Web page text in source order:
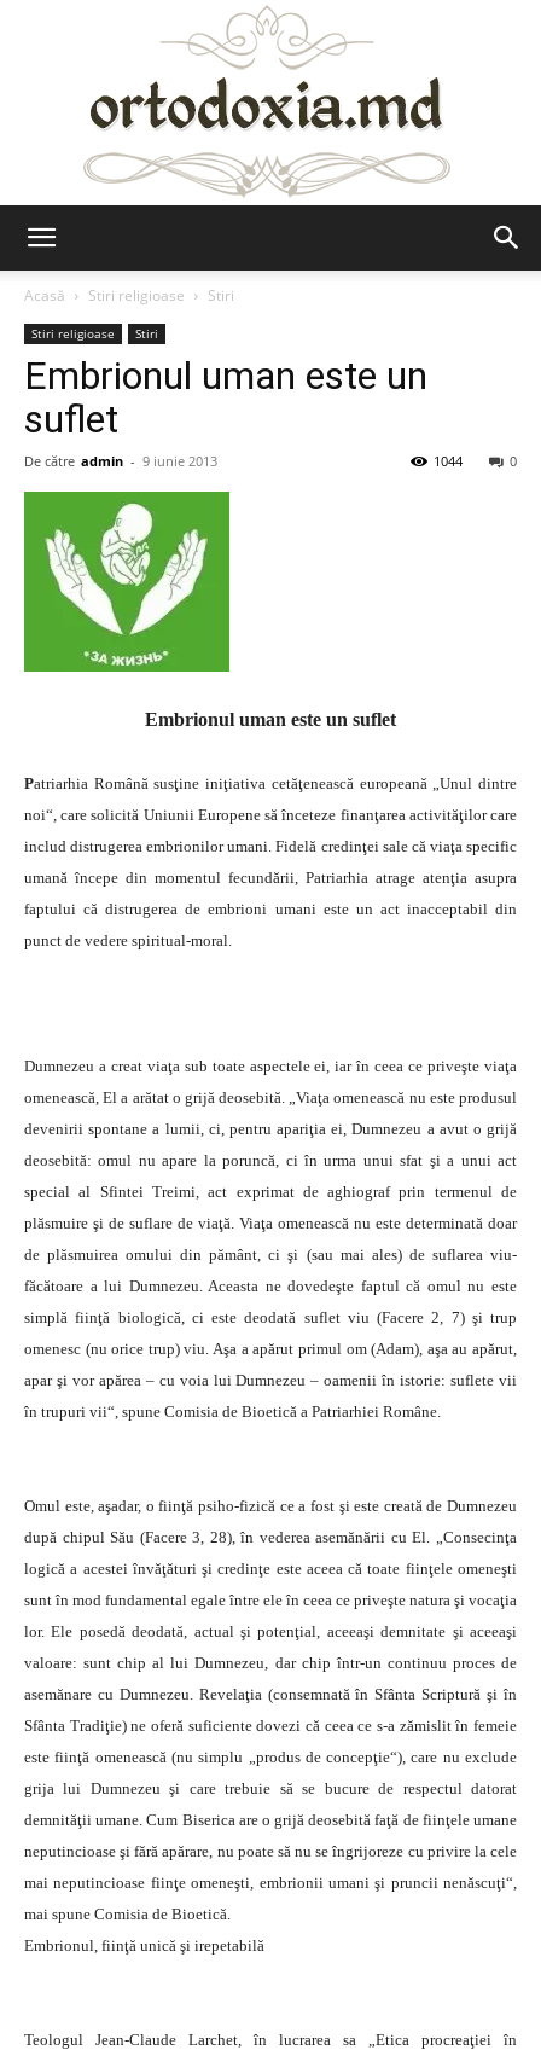
Acasă
Stiri religioase Stiri
Stiri religioase Stiri
Embrionul uman este un
suflet
De către admin - 9 iunie 2013 0
1044
Embrionul uman este un suflet
Patriarhia Română susţine iniţiativa cetăţenească europeană „Unul dintre
noi“, care solicită Uniunii Europene să înceteze finanţarea activităţilor care
includ distrugerea embrionilor umani. Fidelă credinţei sale că viaţa specific
umană începe din momentul fecundării, Patriarhia atrage atenţia asupra
faptului că distrugerea de embrioni umani este un act inacceptabil din
punct de vedere spiritual-moral.
Dumnezeu a creat viaţa sub toate aspectele ei, iar în ceea ce priveşte viaţa
omenească, El a arătat o grijă deosebită. „Viaţa omenească nu este produsul
devenirii spontane a lumii, ci, pentru apariţia ei, Dumnezeu a avut o grijă
deosebită: omul nu apare la poruncă, ci în urma unui sfat şi a unui act
special al Sfintei Treimi, act exprimat de aghiograf prin termenul de
plăsmuire şi de suflare de viaţă. Viaţa omenească nu este determinată doar
de plăsmuirea omului din pământ, ci şi (sau mai ales) de suflarea viu-
făcătoare a lui Dumnezeu. Aceasta ne dovedeşte faptul că omul nu este
simplă fiinţă biologică, ci este deodată suflet viu (Facere 2, 7) şi trup
omenesc (nu orice trup) viu. Aşa a apărut primul om (Adam), aşa au apărut,
apar şi vor apărea – cu voia lui Dumnezeu – oamenii în istorie: suflete vii
în trupuri vii“, spune Comisia de Bioetică a Patriarhiei Române.
Omul este, aşadar, o fiinţă psiho-fizică ce a fost şi este creată de Dumnezeu
după chipul Său (Facere 3, 28), în vederea asemănării cu El. „Consecinţa
logică a acestei învăţături şi credinţe este aceea că toate fiinţele omeneşti
sunt în mod fundamental egale între ele în ceea ce priveşte natura şi vocaţia
lor. Ele posedă deodată, actual şi potenţial, aceeaşi demnitate şi aceeaşi
valoare: sunt chip al lui Dumnezeu, dar chip într-un continuu proces de
asemănare cu Dumnezeu. Revelaţia (consemnată în Sfânta Scriptură şi în
Sfânta Tradiţie) ne oferă suficiente dovezi că ceea ce s-a zămislit în femeie
este fiinţă omenească (nu simplu „produs de concepţie“), care nu exclude
grija lui Dumnezeu şi care trebuie să se bucure de respectul datorat
demnităţii umane. Cum Biserica are o grijă deosebită faţă de fiinţele umane
neputincioase şi fără apărare, nu poate să nu se îngrijoreze cu privire la cele
mai neputincioase fiinţe omeneşti, embrionii umani şi pruncii nenăscuţi“,
mai spune Comisia de Bioetică.
Embrionul, fiinţă unică şi irepetabilă
Teologul Jean-Claude Larchet, în lucrarea sa „Etica procreaţiei în